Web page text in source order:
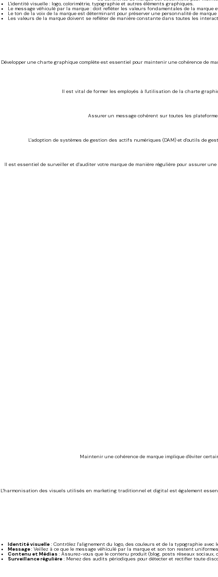
L'identité visuelle : logo, colorimétrie, typographie et autres éléments graphiques.
Le message véhiculé par la marque : doit refléter les valeurs fondamentales de la
Le ton de la voix de la marque est déterminant pour préserver une personnalité de
Les valeurs de la marque doivent se refléter de manière constante dans toutes les
Développer une charte graphique complète est essentiel pour maintenir une cohérence de
Il est vital de former les employés à l'utilisation de la charte
Assurer un message cohérent sur toutes les
L'adoption de systèmes de gestion des actifs numériques (DAM) et d'outils de
Il est essentiel de surveiller et d'auditer votre marque de manière régulière pour assurer
Maintenir une cohérence de marque implique d'éviter
L'harmonisation des visuels utilisés en marketing traditionnel et digital est également
Identité visuelle : Contrôlez l'alignement du logo, des couleurs et de la typographie
Message: Veillez à ce que le message véhiculé par la marque et son ton restent
Contenu et Médias : Assurez-vous que le contenu produit (blog, posts réseaux sociaux,
Surveillance régulière : Menez des audits périodiques pour détecter et rectifier toute